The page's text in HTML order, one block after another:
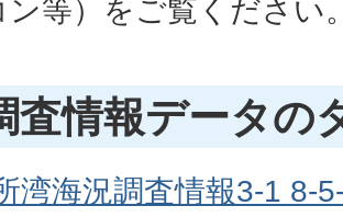
ン等）をご覧ください
査情報データの
湾海況調査情報3-1 8-